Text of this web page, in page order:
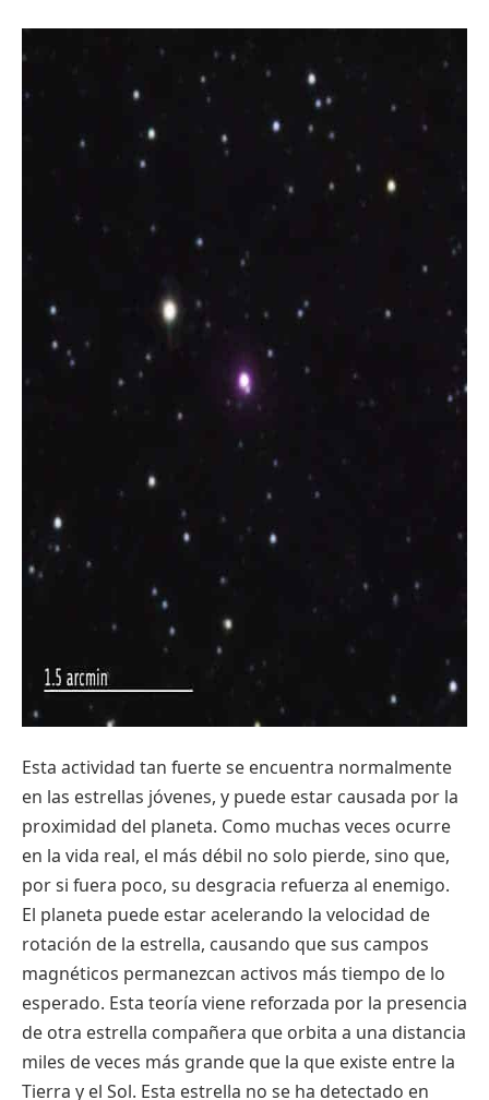
Esta actividad tan fuertese encuentra normalmente
en las estrellas jóvenes, y puede estar causada por la
proximidad del planeta. Como muchas veces ocurre
en la vida real, el más débil no solo pierde, sino que,
porsi fuera poco, su desgracia refuerza al enemigo.
El planeta puede estaracelerando la velocidad de
rotación de la estrella, causando quesus campos
magnéticos permanezcan activos más tiempo de lo
esperado. Esta teoría viene reforzada por la presencia
de otra estrella compañera que orbita a una distancia
miles deveces más grande que la que existe entre la
Tierra y el Sol. Esta estrella no se ha detectado en